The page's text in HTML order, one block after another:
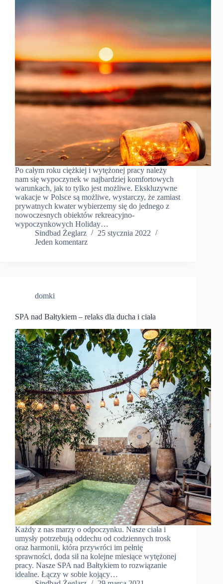
Po całym roku ciężkiej i wytężonej pracy należy
nam się wypoczynek w najbardziej komfortowych
warunkach, jak to tylko jest możliwe. Ekskluzywne
wakacje w Polsce są możliwe, wystarczy, że zamiast
prywatnych kwater wybierzemy się do jednego z
nowoczesnych obiektów rekreacyjno-
wypoczynkowych Holiday…
Sindbad Żeglarz
25 stycznia 2022
Jeden komentarz
domki
SPA nad Bałtykiem – relaks dla ducha i ciała
Każdy z nas marzy o odpoczynku. Nasze ciała i
umysły potrzebują oddechu od codziennych trosk
oraz harmonii, która przywróci im pełnię
sprawności, doda sił na kolejne miesiące wytężonej
pracy. Nasze SPA nad Bałtykiem to rozwiązanie
idealne. Łączy w sobie kojący…